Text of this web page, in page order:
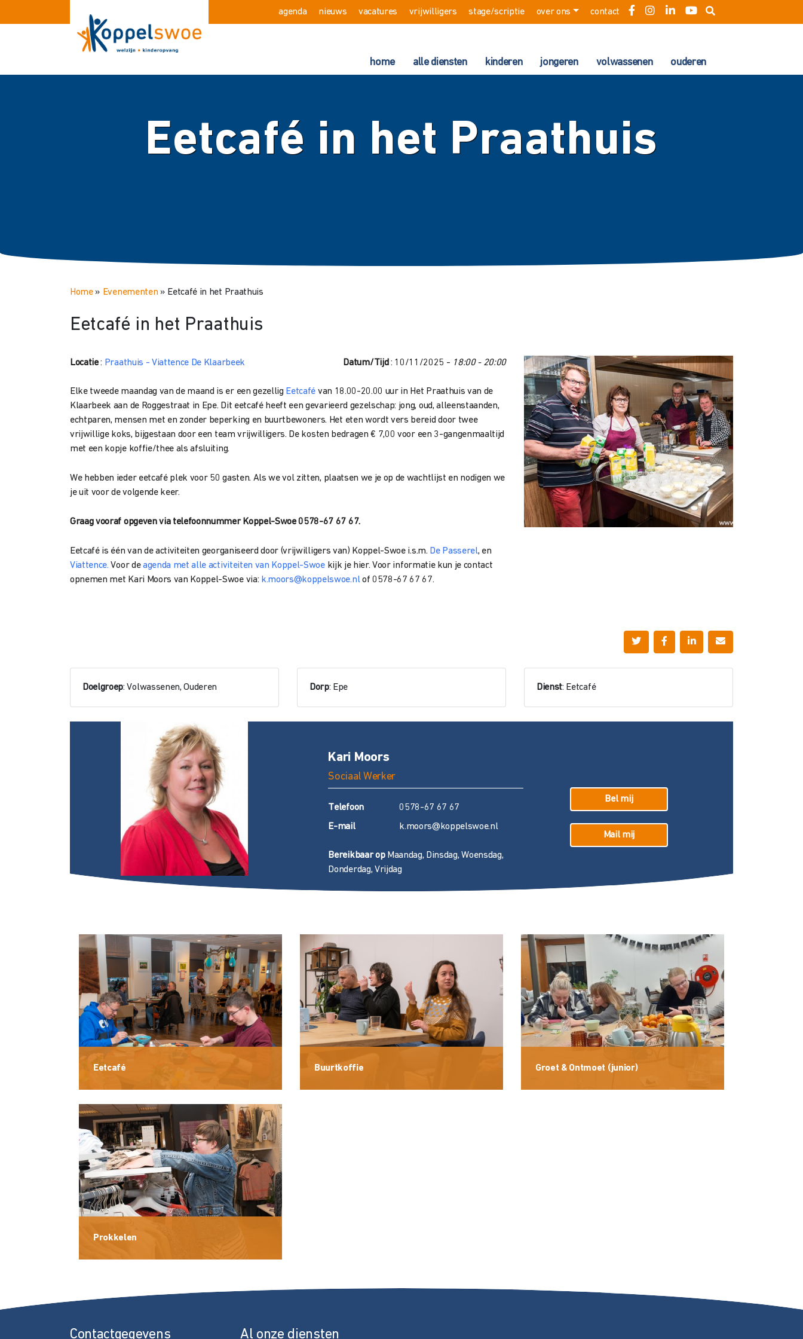
agenda nieuws vacatures vrijwilligers stage/scriptie over ons contact
home alle diensten kinderen jongeren volwassenen ouderen
Eetcafé in het Praathuis
Home» Evenementen» Eetcafé in het Praathuis
Eetcafé in het Praathuis
Locatie: Praathuis - Viattence De Klaarbeek Datum/Tijd : 10/11/2025 - 18:00 - 20:00
Elke tweede maandag van de maand is er een gezellig Eetcafé van 18.00-20.00 uur in Het Praathuis van de
Klaarbeek aan de Roggestraat in Epe. Dit eetcafé heeft een gevarieerd gezelschap: jong, oud, alleenstaanden,
echtparen, mensen met en zonder beperking en buurtbewoners. Het eten wordt vers bereid door twee
vrijwillige koks, bijgestaan door een team vrijwilligers. De kosten bedragen € 7,00 voor een 3-gangenmaaltijd
met een kopje koffie/thee als afsluiting.
We hebben ieder eetcafé plek voor 50 gasten. Als we vol zitten, plaatsen we je op de wachtlijst en nodigen we
je uit voor de volgende keer.
Graag vooraf opgeven via telefoonnummer Koppel-Swoe 0578-67 67 67.
Eetcafé is één van de activiteiten georganiseerd door (vrijwilligers van) Koppel-Swoe i.s.m. De Passerel, en
Viattence. Voor deagenda met alle activiteiten van Koppel-Swoekijk je hier. Voor informatie kun je contact
opnemen met Kari Moors van Koppel-Swoe via: k.moors@koppelswoe.nl of 0578-67 67 67.
Doelgroep: Volwassenen, Ouderen Dorp: Epe Dienst: Eetcafé
Kari Moors
Sociaal Werker
Telefoon
0578-67 67 67
E-mail k.moors@koppelswoe.nl
Bereikbaar opMaandag, Dinsdag, Woensdag,
Donderdag, Vrijdag
Bel mij
Mail mij
Eetcafé Buurtkoffie Groet & Ontmoet (junior)
Prokkelen
Contactgegevens Al onze diensten